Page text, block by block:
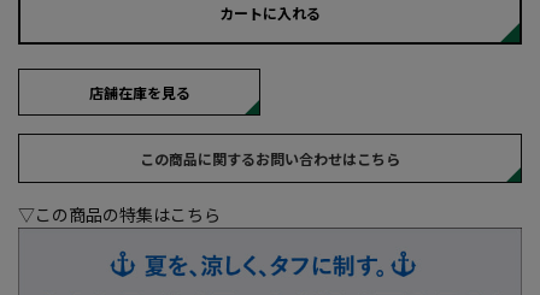
カートに入れる
店舗在庫を見る
この商品に関するお問い合わせはこちら
▽この商品の特集はこちら